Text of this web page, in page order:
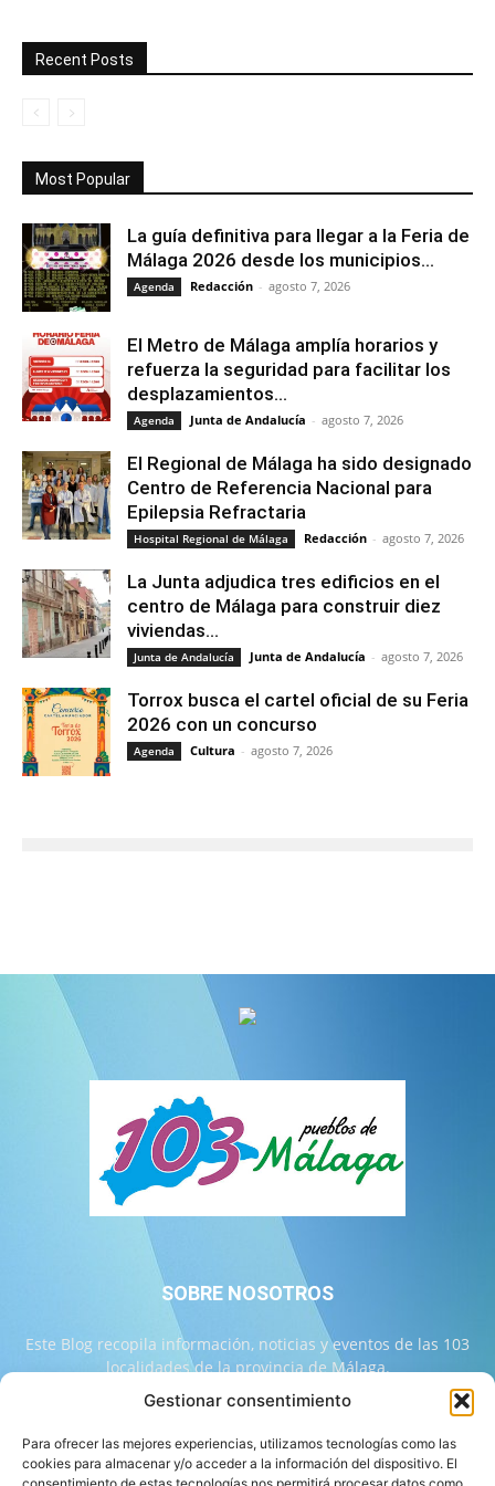
Gestionar consentimiento
Para ofrecer las mejores experiencias, utilizamos tecnologías como las
cookies para almacenar y/o acceder a la información del dispositivo. El
Recent Posts
Most Popular
La guía definitiva para llegar a la Feria de
Málaga 2026 desde los municipios...
Agenda Redacción - agosto 7, 2026
El Metro de Málaga amplía horarios y
refuerza la seguridad para facilitar los
desplazamientos...
Agenda Junta de Andalucía - agosto 7, 2026
El Regional de Málaga ha sido designado
Centro de Referencia Nacional para
Epilepsia Refractaria
Hospital Regional de Málaga Redacción - agosto 7, 2026
La Junta adjudica tres edificios en el
centro de Málaga para construir diez
viviendas...
Junta de Andalucía Junta de Andalucía - agosto 7, 2026
Torrox busca el cartel oficial de su Feria
2026 con un concurso
Agenda Cultura - agosto 7, 2026
SOBRE NOSOTROS
Este Blog recopila información, noticias y eventos de las 103
localidades de la provincia de Málaga.
Contáctanos:info@103malaga.com